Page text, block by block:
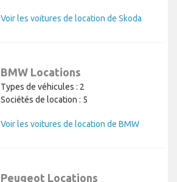
Voir les voitures de location de Skoda
BMW Locations
Types de véhicules : 2
Sociétés de location : 5
Voir les voitures de location de BMW
Peugeot Locations